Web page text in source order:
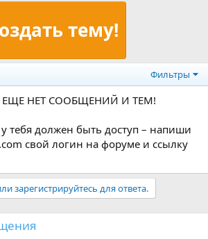
тему!
Фильтры
ЕЩЕ НЕТ СООБЩЕНИЙ И ТЕМ!
тебя должен быть доступ – напиши
свой логин на форуме и ссылку
зарегистрируйтесь для ответа.